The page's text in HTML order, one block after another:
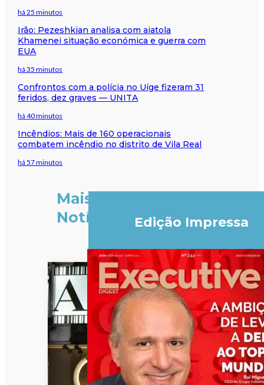
há 25 minutos
Irão: Pezeshkian analisa com aiatola
Khamenei situação económica e guerra com
EUA
há 35 minutos
Confrontos com a polícia no Uíge fizeram 31
feridos, dez graves — UNITA
há 40 minutos
Incêndios: Mais de 160 operacionais
combatem incêndio no distrito de Vila Real
há 57 minutos
Mais
Notícias
Edição Impressa